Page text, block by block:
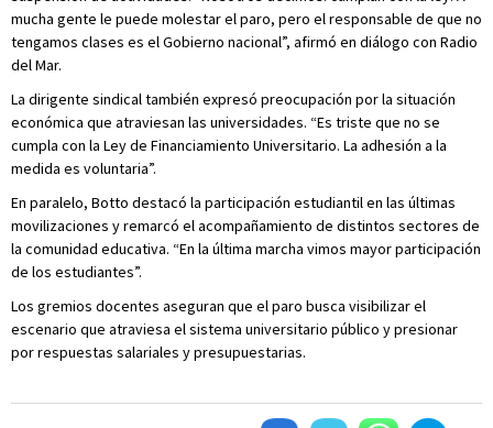
mucha gente le puede molestar el paro, pero el responsable de que no
tengamos clases es el Gobierno nacional”, afirmó en diálogo con Radio
del Mar.
La dirigente sindical también expresó preocupación por la situación
económica que atraviesan las universidades. “Es triste que no se
cumpla con la Ley de Financiamiento Universitario. La adhesión a la
medida es voluntaria”.
En paralelo, Botto destacó la participación estudiantil en las últimas
movilizaciones y remarcó el acompañamiento de distintos sectores de
la comunidad educativa. “En la última marcha vimos mayor participación
de los estudiantes”.
Los gremios docentes aseguran que el paro busca visibilizar el
escenario que atraviesa el sistema universitario público y presionar
por respuestas salariales y presupuestarias.